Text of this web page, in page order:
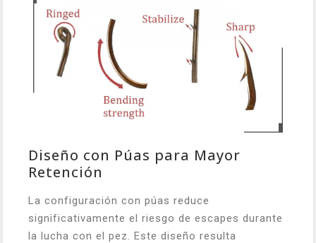
Diseño con Púas para Mayor
Retención
La configuración con púas reduce
significativamente el riesgo de escapes durante
la lucha con el pez. Este diseño resulta